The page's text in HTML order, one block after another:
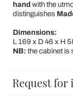
hand with the
distinguishes
Dimensions:
L 169 x D 46 x H
NB: the cabinet is
Request